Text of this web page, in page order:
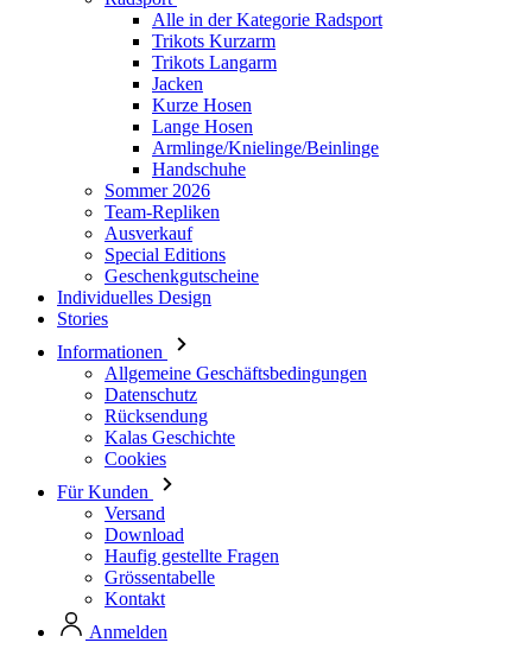
Alle in der Kategorie Radsport
Trikots Kurzarm
Trikots Langarm
Jacken
Kurze Hosen
Lange Hosen
Armlinge/Knielinge/Beinlinge
Handschuhe
Sommer 2026
Team-Repliken
Ausverkauf
Special Editions
Geschenkgutscheine
Individuelles Design
Stories
Informationen
Allgemeine Geschäftsbedingungen
Datenschutz
Rücksendung
Kalas Geschichte
Cookies
Für Kunden
Versand
Download
Haufig gestellte Fragen
Grössentabelle
Kontakt
Anmelden